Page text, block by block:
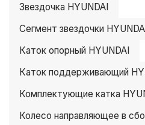
Звездочка HYUNDAI
Сегмент звездочки
Каток опорный HYUNDAI
Каток поддерживающий
Комплектующие катка
Колесо направляющее в